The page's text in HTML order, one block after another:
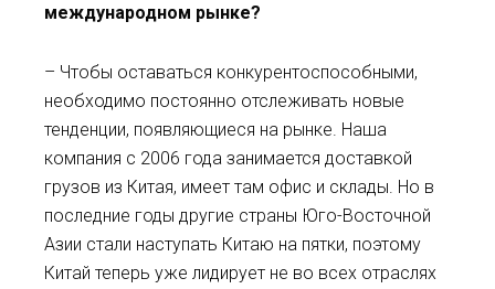
международном рынке?
– Чтобы оставаться конкурентоспособными,
необходимо постоянно отслеживать новые
тенденции, появляющиеся на рынке. Наша
компания с 2006 года занимается доставкой
грузов из Китая, имеет там офис и склады. Но в
последние годы другие страны Юго-Восточной
Азии стали наступать Китаю на пятки, поэтому
Китай теперь уже лидирует не во всех отраслях